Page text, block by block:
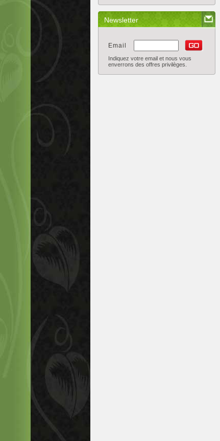
Newsletter
Email
Indiquez votre email et nous vous
enverrons des offres privilèges.